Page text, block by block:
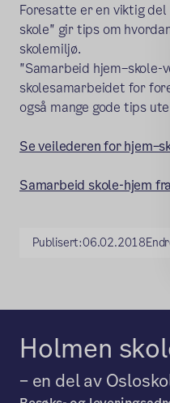
Foresatte er en viktig
skole" gir tips om
skolemiljø.
"Samarbeid hjem–skole-
skolesamarbeidet for
også mange gode tips
Se veilederen for
Samarbeid skole-hjem fra
Publisert:06.02.2018
Holmen
– en del av